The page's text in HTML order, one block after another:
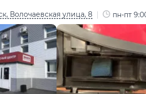
Волочаевская улица, 8 пн-пт